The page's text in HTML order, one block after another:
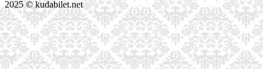
2025 © kudabilet.net